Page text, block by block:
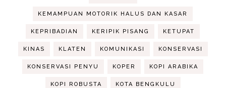
KEMAMPUAN MOTORIK HALUS DAN KASAR
KEPRIBADIAN KERIPIK PISANG KETUPAT
KINAS KLATEN KOMUNIKASI KONSERVASI
KONSERVASI PENYU KOPER KOPI ARABIKA
KOPI ROBUSTA KOTA BENGKULU